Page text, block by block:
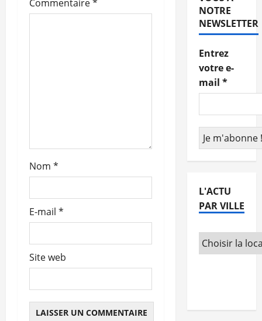
t
i
c
l
e
Commentaire*
Nom *
E-mail *
Site web
NOTRE
NEWSLETTER
Entrez
votre e-
mail *
L'ACTU
PAR VILLE